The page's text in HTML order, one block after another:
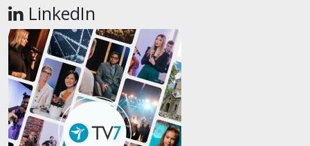
LinkedIn